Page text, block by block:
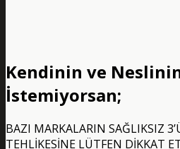
Kendinin ve
İstemiyorsan;
BAZI MARKALARIN SAĞLIKSIZ
TEHLİKESİNE LÜTFEN DİKKAT